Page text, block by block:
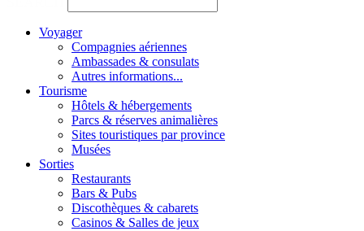
Voyager
Compagnies aériennes
Ambassades & consulats
Autres informations...
Tourisme
Hôtels & hébergements
Parcs & réserves animalières
Sites touristiques par province
Musées
Sorties
Restaurants
Bars & Pubs
Discothèques & cabarets
Casinos & Salles de jeux